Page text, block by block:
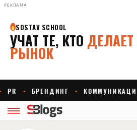
РЕКЛАМА